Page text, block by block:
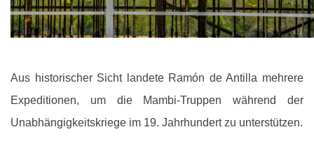
Aus historischer Sicht landete Ramón de Antilla mehrere
Expeditionen, um die Mambi-Truppen während der
Unabhängigkeitskriege im 19. Jahrhundert zu unterstützen.